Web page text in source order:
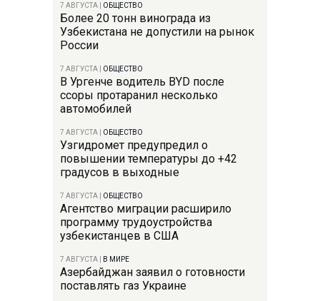
7 АВГУСТА ОБЩЕСТВО
Более 20 тонн винограда из
Узбекистана не допустили на рынок
России
7 АВГУСТА ОБЩЕСТВО
В Ургенче водитель BYD после
ссоры протаранил несколько
автомобилей
7 АВГУСТА ОБЩЕСТВО
Узгидромет предупредил о
повышении температуры до +42
градусов в выходные
7 АВГУСТА ОБЩЕСТВО
Агентство миграции расширило
программу трудоустройства
узбекистанцев в США
7 АВГУСТА В МИРЕ
Азербайджан заявил о готовности
поставлять газ Украине